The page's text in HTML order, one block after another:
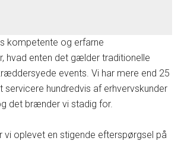
kompetente og erfarne
hvad enten det gælder traditionelle
events. Vi har mere end 25
servicere hundredvis af erhvervskunder
det brænder vi stadig for.
vi oplevet en stigende efterspørgsel på